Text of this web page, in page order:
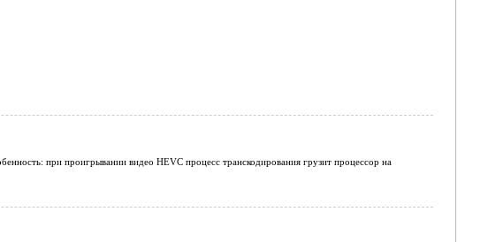
при проигрывании видео HEVC процесс транскодирования грузит процессор на